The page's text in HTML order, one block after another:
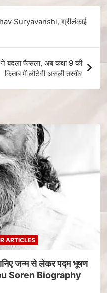
Suryavanshi, श्रीलंकाई
ने बदला फैसला, अब कक्षा 9 की
किताब में लौटेगी असली तस्वीर
ARTICLES
जन्म से लेकर पद्म भूषण
Soren Biography